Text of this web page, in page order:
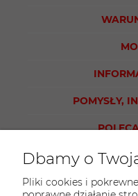
POMYSŁY,
Dbamy o
Pliki cookies i